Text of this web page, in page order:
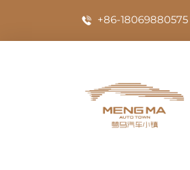
+86-18069880575